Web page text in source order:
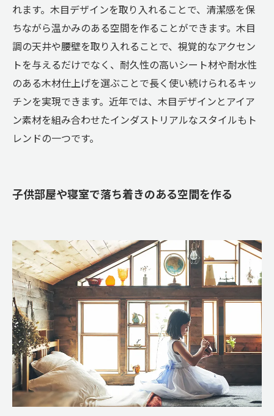
れます。木目デザインを取り入れることで、清潔感を保
ちながら温かみのある空間を作ることができます。木目
調の天井や腰壁を取り入れることで、視覚的なアクセン
トを与えるだけでなく、耐久性の高いシート材や耐水性
のある木材仕上げを選ぶことで長く使い続けられるキッ
チンを実現できます。近年では、木目デザインとアイア
ン素材を組み合わせたインダストリアルなスタイルもト
レンドの一つです。
子供部屋や寝室で落ち着きのある空間を作る